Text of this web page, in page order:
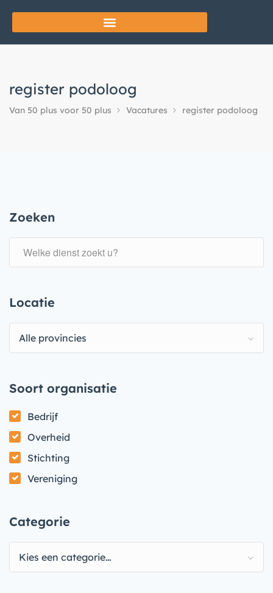
register podoloog
Van 50 plus voor 50 plus Vacatures register podoloog
Zoeken
Locatie
Alle provincies
Soort organisatie
Bedrijf
Overheid
Stichting
Vereniging
Categorie
Kies een categorie…